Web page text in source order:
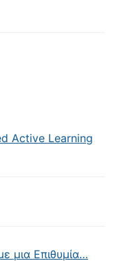
Active Learning
μια Επιθυμία…